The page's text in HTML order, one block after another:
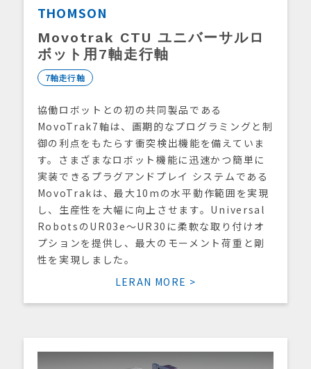
THOMSON
Movotrak CTU ユニバーサルロ
ボット用7軸走行軸
7軸走行軸
協働ロボットとの初の共同製品である
MovoTrak7軸は、画期的なプログラミングと制
御の利点をもたらす衝突検出機能を備えていま
す。さまざまなロボット機能に迅速かつ簡単に
実装できるプラグアンドプレイ システムである
MovoTrakは、最大10mの水平動作範囲を実現
し、生産性を大幅に向上させます。Universal
RobotsのUR03e～UR30に柔軟な取り付けオ
プションを提供し、最大のモーメント荷重と剛
性を実現しました。
LERAN MORE >